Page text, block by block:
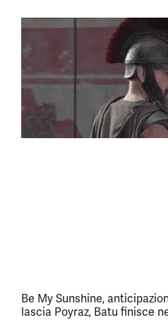
Be My Sunshine,
lascia Poyraz, Batu finisce